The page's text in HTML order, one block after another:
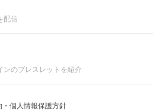
配信
ンのブレスレットを紹介
・個人情報保護方針